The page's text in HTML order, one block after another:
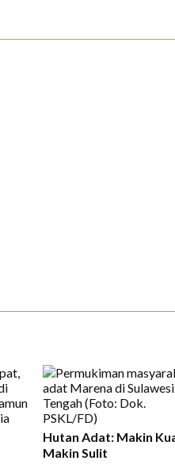
Hutan Adat: Makin
Makin Sulit